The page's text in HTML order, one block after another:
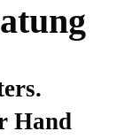
Hand